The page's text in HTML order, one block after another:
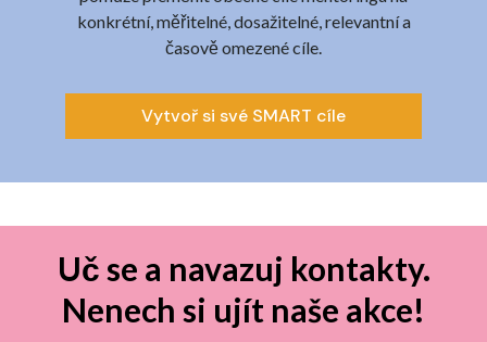
konkrétní, měřitelné, dosažitelné, relevantní a
časově omezené cíle.
Vytvoř si své SMART cíle
Uč se a navazuj kontakty.
Nenech si ujít naše akce!